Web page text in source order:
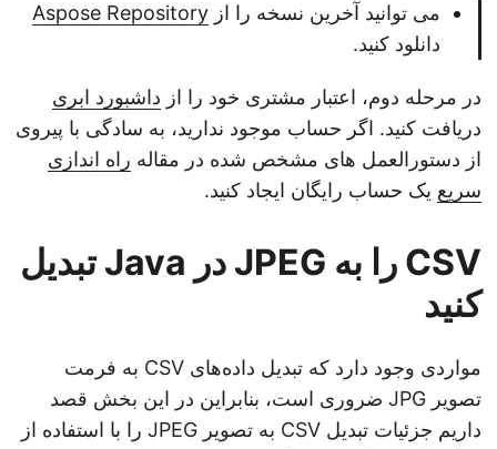
می توانید آخرین نسخه را از Aspose Repository
دانلود کنید.
در مرحله دوم، اعتبار مشتری خود را از داشبورد ابری
دریافت کنید. اگر حساب موجود ندارید، به سادگی با پیروی
از دستورالعمل های مشخص شده در مقالهراه اندازی
سریعیک حساب رایگان ایجاد کنید.
CSV را به JPEG در Java تبدیل
کنید
مواردی وجود دارد که تبدیل داده‌های CSV به فرمت
تصویر JPG ضروری است، بنابراین در این بخش قصد
داریم جزئیات تبدیل CSV به تصویر JPEG را با استفاده از